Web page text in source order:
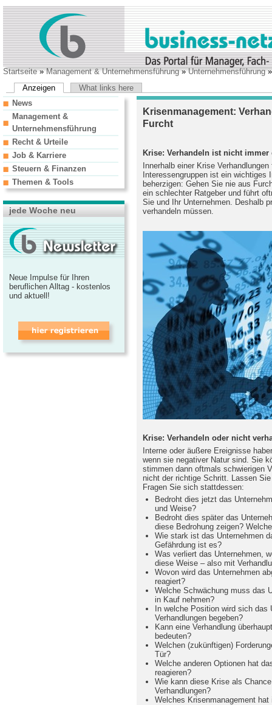
Startseite»Management & Unternehmensführung»Unternehmensführung»
Anzeigen
What links here
Krisenmanagement:
Furcht
Krise: Verhandeln ist nicht immer
Innerhalb einer Krise
Interessengruppen ist ein wichtiges
beherzigen: Gehen Sie nie aus
ein schlechter Ratgeber und führt
Sie und Ihr Unternehmen. Deshalb
verhandeln müssen.
Krise: Verhandeln oder nicht
Interne oder äußere Ereignisse
wenn sie negativer Natur sind. Sie
stimmen dann oftmals schwierigen
nicht der richtige Schritt. Lassen
Fragen Sie sich stattdessen:
Bedroht dies jetzt das
und Weise?
Bedroht dies später das
diese Bedrohung zeigen?
Wie stark ist das Unternehmen
Gefährdung ist es?
Was verliert das Unternehmen,
diese Weise – also mit
Wovon wird das Unternehmen
reagiert?
Welche Schwächung muss das
in Kauf nehmen?
In welche Position wird sich das
Verhandlungen begeben?
Kann eine Verhandlung
bedeuten?
Welchen (zukünftigen)
Tür?
Welche anderen Optionen hat
reagieren?
Wie kann diese Krise als
Verhandlungen?
Welches Krisenmanagement
News
Management &
Unternehmensführung
Recht & Urteile
Job & Karriere
Steuern & Finanzen
Themen & Tools
jede Woche neu
Neue Impulse für Ihren
beruflichen Alltag - kostenlos
und aktuell!